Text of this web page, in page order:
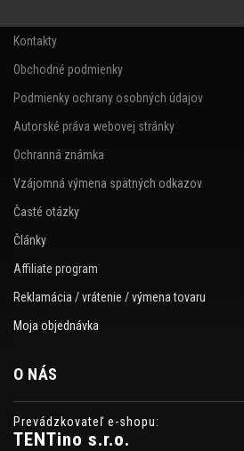
Kontakty
Obchodné podmienky
Podmienky ochrany osobných údajov
Autorské práva webovej stránky
Ochranná známka
Vzájomná výmena spätných odkazov
Časté otázky
Články
Affiliate program
Reklamácia / vrátenie / výmena tovaru
Moja objednávka
O NÁS
Prevádzkovateľ e-shopu:
TENTino s.r.o.